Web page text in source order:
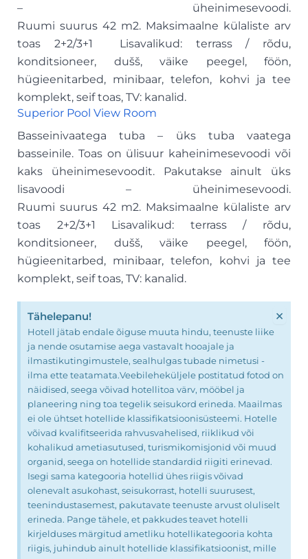
– üheinimesevoodi.
Ruumi suurus 42 m2. Maksimaalne külaliste arv
toas 2+2/3+1 Lisavalikud: terrass / rõdu,
konditsioneer, dušš, väike peegel, föön,
hügieenitarbed, minibaar, telefon, kohvi ja tee
komplekt, seif toas, TV: kanalid.
Superior Pool View Room
Basseinivaatega tuba – üks tuba vaatega
basseinile. Toas on ülisuur kaheinimesevoodi või
kaks üheinimesevoodit. Pakutakse ainult üks
lisavoodi – üheinimesevoodi.
Ruumi suurus 42 m2. Maksimaalne külaliste arv
toas 2+2/3+1 Lisavalikud: terrass / rõdu,
konditsioneer, dušš, väike peegel, föön,
hügieenitarbed, minibaar, telefon, kohvi ja tee
komplekt, seif toas, TV: kanalid.
Tähelepanu!
Hotell jätab endale õiguse muuta hindu, teenuste liike
ja nende osutamise aega vastavalt hooajale ja
ilmastikutingimustele, sealhulgas tubade nimetusi -
ilma ette teatamata.Veebileheküljele postitatud fotod on
näidised, seega võivad hotellitoa värv, mööbel ja
planeering ning toa tegelik seisukord erineda. Maailmas
ei ole ühtset hotellide klassifikatsioonisüsteemi. Hotelle
võivad kvalifitseerida rahvusvahelised, riiklikud või
kohalikud ametiasutused, turismikomisjonid või muud
organid, seega on hotellide standardid riigiti erinevad.
Isegi sama kategooria hotellid ühes riigis võivad
olenevalt asukohast, seisukorrast, hotelli suurusest,
teenindustasemest, pakutavate teenuste arvust oluliselt
erineda. Pange tähele, et pakkudes teavet hotelli
kirjelduses märgitud ametliku hotellikategooria kohta
riigis, juhindub ainult hotellide klassifikatsioonist, mille
×